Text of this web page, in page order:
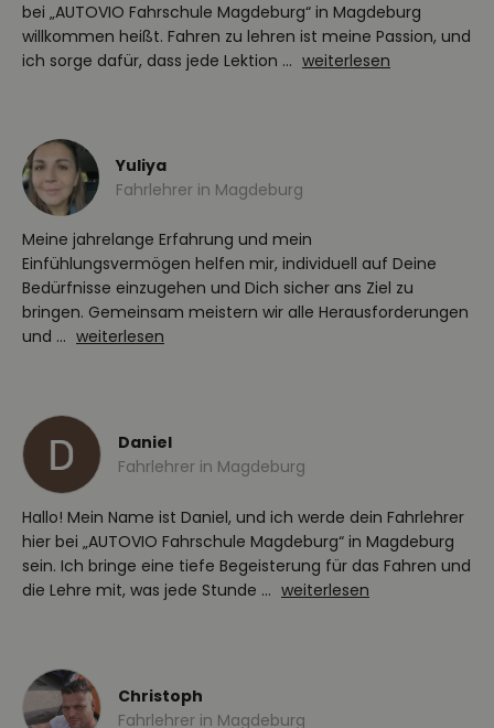
bei „AUTOVIO Fahrschule Magdeburg“ in Magdeburg
willkommen heißt. Fahren zu lehren ist meine Passion, und
ich sorge dafür, dass jede Lektion ... weiterlesen
Yuliya
Fahrlehrer in Magdeburg
Meine jahrelange Erfahrung und mein
Einfühlungsvermögen helfen mir, individuell auf Deine
Bedürfnisse einzugehen und Dich sicher ans Ziel zu
bringen. Gemeinsam meistern wir alle Herausforderungen
und ... weiterlesen
Daniel
Fahrlehrer in Magdeburg
Hallo! Mein Name ist Daniel, und ich werde dein Fahrlehrer
hier bei „AUTOVIO Fahrschule Magdeburg“ in Magdeburg
sein. Ich bringe eine tiefe Begeisterung für das Fahren und
die Lehre mit, was jede Stunde ... weiterlesen
Christoph
Fahrlehrer in Magdeburg